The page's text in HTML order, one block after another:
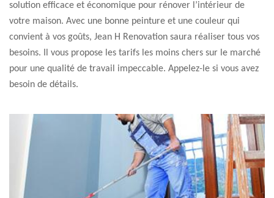
solution efficace et économique pour rénover l’intérieur de
votre maison. Avec une bonne peinture et une couleur qui
convient à vos goûts, Jean H Renovation saura réaliser tous vos
besoins. Il vous propose les tarifs les moins chers sur le marché
pour une qualité de travail impeccable. Appelez-le si vous avez
besoin de détails.